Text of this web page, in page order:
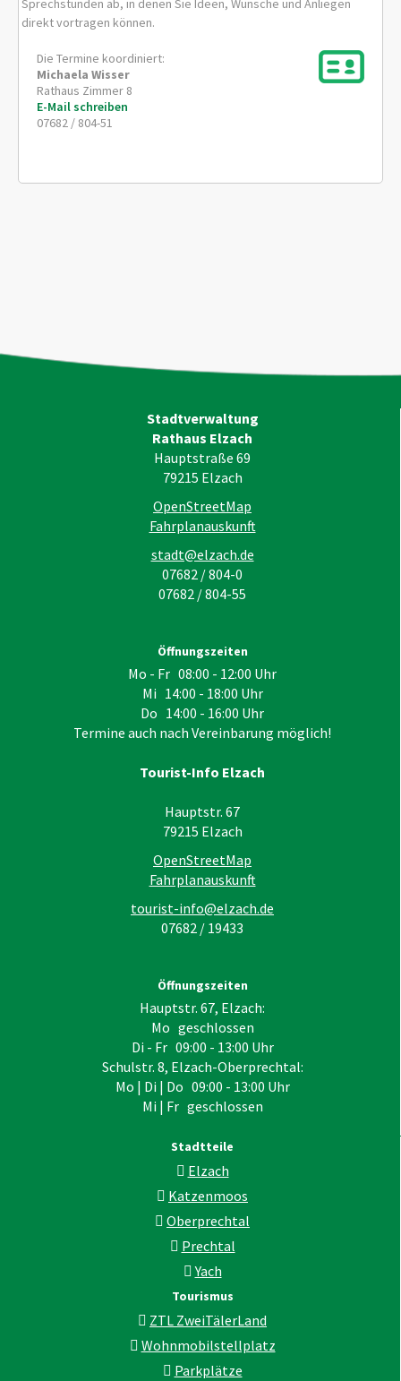
Sprechstunden ab, in denen Sie Ideen, Wünsche und Anliegen
direkt vortragen können.
Die Termine koordiniert:
Michaela Wisser
Rathaus Zimmer 8
E-Mail schreiben
07682 / 804-51
Stadtverwaltung
Rathaus Elzach
Hauptstraße 69
79215 Elzach
OpenStreetMap
Fahrplanauskunft
stadt@elzach.de
07682 / 804-0
07682 / 804-55
Öffnungszeiten
Mo - Fr 08:00 - 12:00 Uhr
Mi 14:00 - 18:00 Uhr
Do 14:00 - 16:00 Uhr
Termine auch nach Vereinbarung möglich!
Tourist-Info Elzach
Hauptstr. 67
79215 Elzach
OpenStreetMap
Fahrplanauskunft
tourist-info@elzach.de
07682 / 19433
Öffnungszeiten
Hauptstr. 67, Elzach:
Mo geschlossen
Di - Fr 09:00 - 13:00 Uhr
Schulstr. 8, Elzach-Oberprechtal:
Mo | Di | Do 09:00 - 13:00 Uhr
Mi | Fr geschlossen
Stadtteile
Elzach
Katzenmoos
Oberprechtal
Prechtal
Yach
Tourismus
ZTL ZweiTälerLand
Wohnmobilstellplatz
Parkplätze